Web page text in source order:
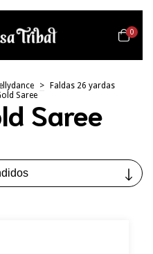
0
>
Faldas 26 yardas
Saree
Saree